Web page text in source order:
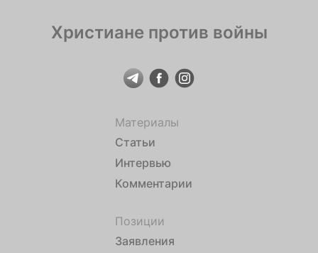
Христиане против войны
Материалы
Статьи
Интервью
Комментарии
Позиции
Заявления